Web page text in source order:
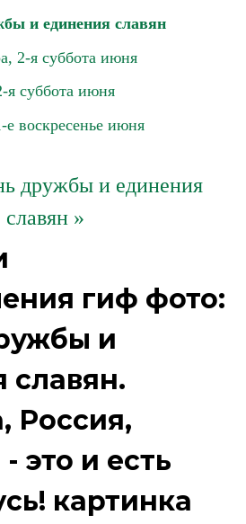
и единения славян
2-я суббота июня
я суббота июня
воскресенье июня
дружбы и единения
славян »
гиф фото:
и
славян.
Россия,
это и есть
картинка